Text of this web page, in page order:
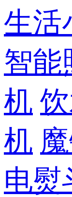
生活
智能
机
机
电熨